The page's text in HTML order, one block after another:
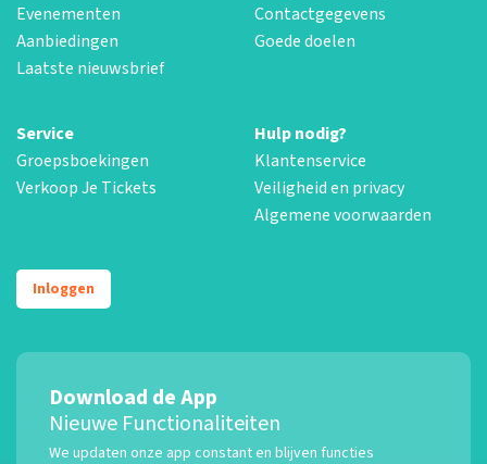
Evenementen
Aanbiedingen
Laatste nieuwsbrief
Contactgegevens
Goede doelen
Service
Groepsboekingen
Verkoop Je Tickets
Hulp nodig?
Klantenservice
Veiligheid en privacy
Algemene voorwaarden
Inloggen
Download de App
Nieuwe Functionaliteiten
We updaten onze app constant en blijven functies